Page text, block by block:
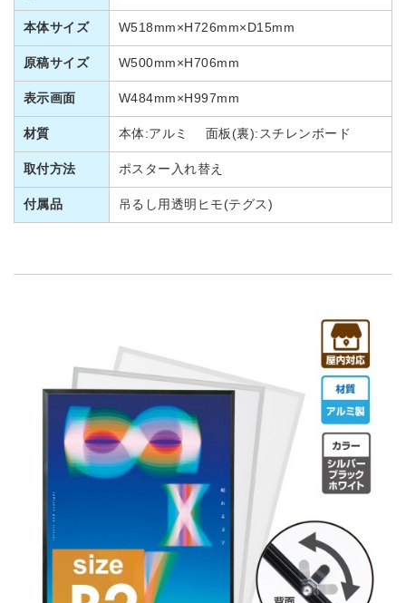
本体サイズ W518mm×H726mm×D15mm
原稿サイズ W500mm×H706mm
表示画面 W484mm×H997mm
材質 本体:アルミ 面板(裏):スチレンボード
取付方法 ポスター入れ替え
付属品 吊るし用透明ヒモ(テグス)